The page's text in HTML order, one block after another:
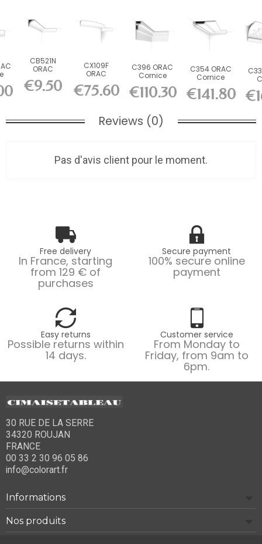
CB521N
ORAC
Cornice
non-
primed
€9.50
CX109F
ORAC
Durofoam
flexible
cornice
€75.60
C396 ORAC
Cornice
Purotouch
L200 x H18.5
x...
€110.30
C354 ORAC
Cornice
Purotouch
L200 x H4 x...
€141.80
Reviews (0)
Pas d'avis client pour le moment.
Free delivery
In France, starting
from 129 € of
purchases
Secure payment
100% secure online
payment
Easy returns
Possible returns within
14 days.
Customer service
From Monday to
Friday, from 9am to
6pm.
30 RUE DE LA SERRE
34320 ROUJAN
FRANCE
00 33 2 30 96 05 86
info@colorart.fr
Informations
Nos produits